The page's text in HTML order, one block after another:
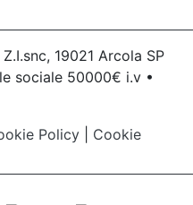
19021 Arcola SP
sociale 50000€ i.v •
Policy
Cookie